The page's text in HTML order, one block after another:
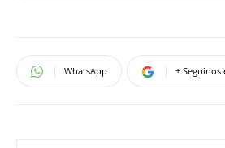
WhatsApp + Seguinos